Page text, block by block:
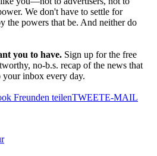
We don't have to settle for
the powers that be. And neither do
you to have. Sign up for the free
no-b.s. recap of the news that
your inbox every day.
Freunden teilenTWEETE-MAIL